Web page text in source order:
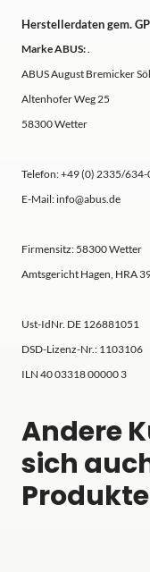
Herstellerdaten gem.
Marke ABUS:
ABUS August Bremicker
Altenhofer Weg 25
58300 Wetter
Telefon: +49 (0) 2335/634-
E-Mail: info@abus.de
Firmensitz: 58300 Wetter
Amtsgericht Hagen, HRA
Ust-IdNr. DE 126881051
DSD-Lizenz-Nr.: 1103106
ILN 40 03318 00000 3
Andere
sich